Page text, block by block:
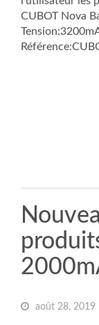
CUBOT Nova
août 28, 2019